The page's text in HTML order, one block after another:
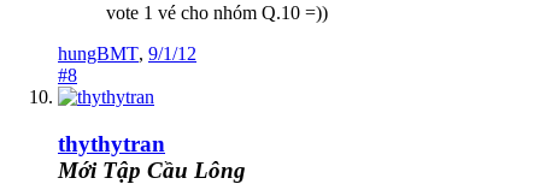
vote 1 vé cho nhóm Q.10 =))
hungBMT, 9/1/12
#8
thythytran
Mới Tập Cầu Lông